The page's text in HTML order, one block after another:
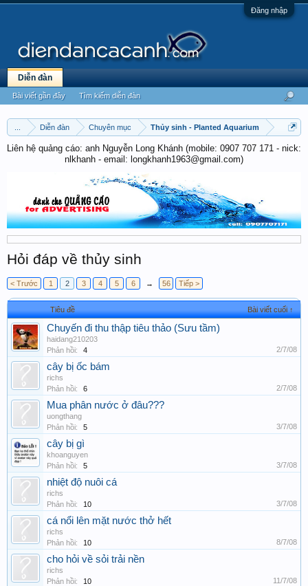
Đăng nhập
Diễn đàn Chuyên mục Thủy sinh - Planted Aquarium
Liên hệ quảng cáo: anh Nguyễn Long Khánh (mobile: 0907 707 171 - nick:
nlkhanh - email: longkhanh1963@gmail.com)
Hỏi đáp về thủy sinh
< Trước 1 2 3 4 5 6 → 56 Tiếp >
Tiêu đề Bài viết cuối ↑
Chuyến đi thu thập tiêu thảo (Sưu tầm)
haidang210203
Phản hồi:
4 2/7/08
cây bị ốc bám
richs
Phản hồi:
6 2/7/08
Mua phân nước ở đâu???
uongthang
Phản hồi:
5 3/7/08
cây bị gì
khoanguyen
Phản hồi:
5 3/7/08
nhiệt độ nuôi cá
richs
Phản hồi:
10 3/7/08
cá nổi lên mặt nước thở hết
richs
Phản hồi:
10 8/7/08
cho hỏi về sỏi trải nền
richs
Phản hồi:
10 11/7/08
Diễn đàn
Bài viết gần đây Tìm kiếm diễn đàn